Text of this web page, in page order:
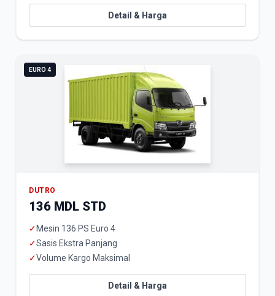
Detail & Harga
EURO 4
DUTRO
136 MDL STD
✓ Mesin 136 PS Euro 4
✓Sasis Ekstra Panjang
✓Volume Kargo Maksimal
Detail & Harga